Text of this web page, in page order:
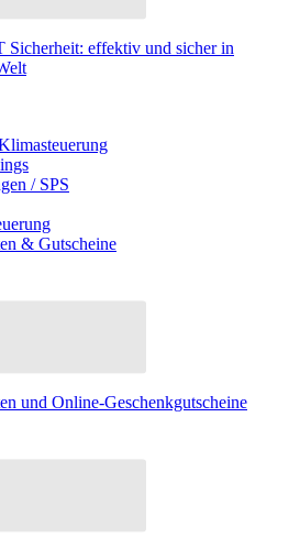
Sicherheit: effektiv und sicher in
/ SPS
& Gutscheine
und Online-Geschenkgutscheine